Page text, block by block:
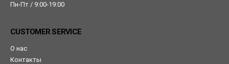
Пн-Пт / 9:00-19:00
CUSTOMER SERVICE
О нас
Контакты